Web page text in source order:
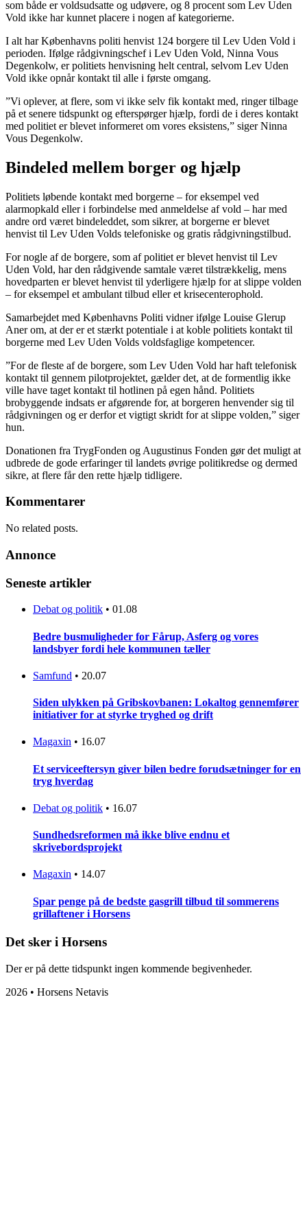
som både er voldsudsatte og udøvere, og 8 procent som Lev Uden
Vold ikke har kunnet placere i nogen af kategorierne.
I alt har Københavns politi henvist 124 borgere til Lev Uden Vold i
perioden. Ifølge rådgivningschef i Lev Uden Vold, Ninna Vous
Degenkolw, er politiets henvisning helt central, selvom Lev Uden
Vold ikke opnår kontakt til alle i første omgang.
”Vi oplever, at flere, som vi ikke selv fik kontakt med, ringer tilbage
på et senere tidspunkt og efterspørger hjælp, fordi de i deres kontakt
med politiet er blevet informeret om vores eksistens,” siger Ninna
Vous Degenkolw.
Bindeled mellem borger og hjælp
Politiets løbende kontakt med borgerne – for eksempel ved
alarmopkald eller i forbindelse med anmeldelse af vold – har med
andre ord været bindeleddet, som sikrer, at borgerne er blevet
henvist til Lev Uden Volds telefoniske og gratis rådgivningstilbud.
For nogle af de borgere, som af politiet er blevet henvist til Lev
Uden Vold, har den rådgivende samtale været tilstrækkelig, mens
hovedparten er blevet henvist til yderligere hjælp for at slippe volden
– for eksempel et ambulant tilbud eller et krisecenterophold.
Samarbejdet med Københavns Politi vidner ifølge Louise Glerup
Aner om, at der er et stærkt potentiale i at koble politiets kontakt til
borgerne med Lev Uden Volds voldsfaglige kompetencer.
”For de fleste af de borgere, som Lev Uden Vold har haft telefonisk
kontakt til gennem pilotprojektet, gælder det, at de formentlig ikke
ville have taget kontakt til hotlinen på egen hånd. Politiets
brobyggende indsats er afgørende for, at borgeren henvender sig til
rådgivningen og er derfor et vigtigt skridt for at slippe volden,” siger
hun.
Donationen fra TrygFonden og Augustinus Fonden gør det muligt at
udbrede de gode erfaringer til landets øvrige politikredse og dermed
sikre, at flere får den rette hjælp tidligere.
Kommentarer
No related posts.
Annonce
Seneste artikler
Debat og politik • 01.08
Bedre busmuligheder for Fårup, Asferg og vores
landsbyer fordi hele kommunen tæller
Samfund • 20.07
Siden ulykken på Gribskovbanen: Lokaltog gennemfører
initiativer for at styrke tryghed og drift
Magaxin • 16.07
Et serviceeftersyn giver bilen bedre forudsætninger for en
tryg hverdag
Debat og politik • 16.07
Sundhedsreformen må ikke blive endnu et
skrivebordsprojekt
Magaxin • 14.07
Spar penge på de bedste gasgrill tilbud til sommerens
grillaftener i Horsens
Det sker i Horsens
Der er på dette tidspunkt ingen kommende begivenheder.
2026 • Horsens Netavis